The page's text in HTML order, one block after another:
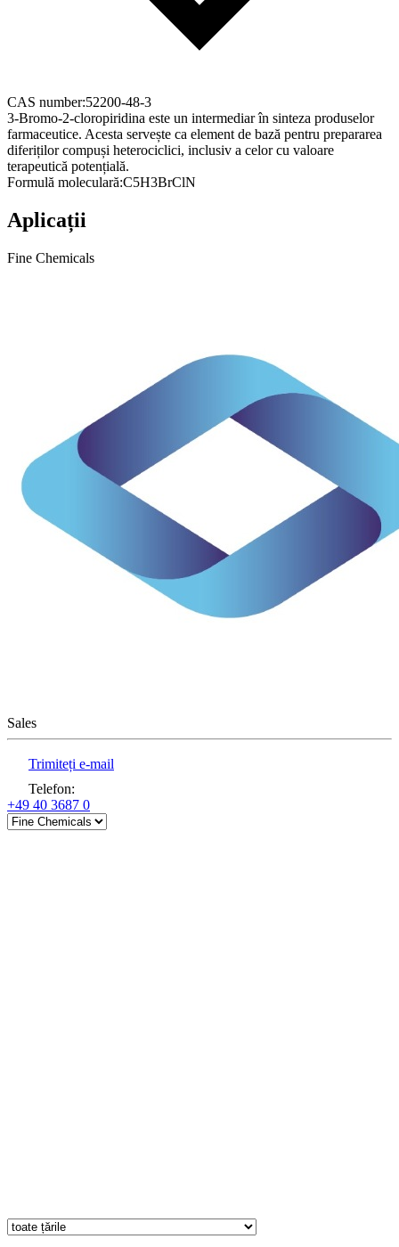
CAS number:52200-48-3
3-Bromo-2-cloropiridina este un intermediar în sinteza produselor
farmaceutice. Acesta servește ca element de bază pentru prepararea
diferiților compuși heterociclici, inclusiv a celor cu valoare
terapeutică potențială.
Formulă moleculară:C5H3BrClN
Aplicații
Fine Chemicals
Sales
Trimiteți e-mail
Telefon:
+49 40 3687 0